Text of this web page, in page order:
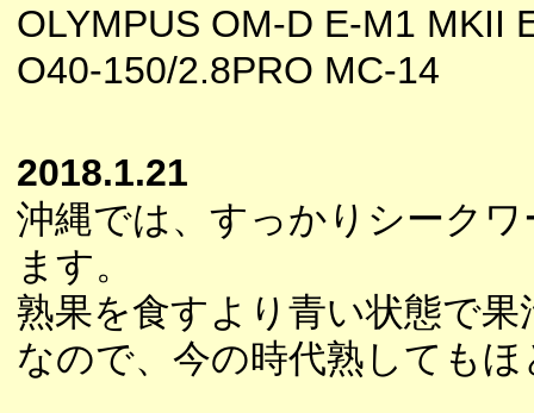
OLYMPUS OM-D E-M1 MKII
O40-150/2.8PRO MC-14
2018.1.21
沖縄では、すっかりシーク
ます。
熟果を食すより青い状態で
なので、今の時代熟しても